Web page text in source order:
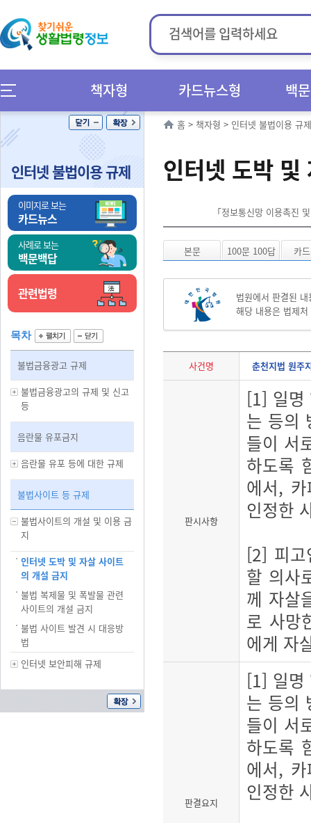
책자형 카드뉴스형 백
인터넷 불법이용 규제
이미지로 보는
카드뉴스
사례로 보는
백문백답
관련법령
목차
불법금융광고 규제
불법금융광고의 규제 및 신고
등
음란물 유포금지
음란물 유포 등에 대한 규제
불법사이트 등 규제
불법사이트의 개설 및 이용 금
지
인터넷 도박 및 자살 사이트
의 개설 금지
불법 복제물 및 폭발물 관련
사이트의 개설 금지
불법 사이트 발견 시 대응방
법
인터넷 보안피해 규제
홈 > 책자형 > 인터넷 불법이용 규제
인터넷 도박 및
「정보통신망 이용촉진
본문 100문 100답 카
법원에서 판결된
해당 내용은 법제
사건명 춘천지법 원주
판시사항
[1] 일명
는 등의
들이 서
하도록
에서,
인정한
[2] 피고
할 의사
께 자살
로 사망
에게 자
판결요지
[1] 일명
는 등의
들이 서
하도록
에서,
인정한